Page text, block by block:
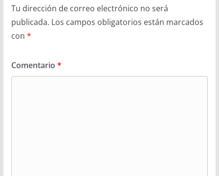
Tu dirección de correo electrónico no será
publicada. Los campos obligatorios están marcados
con *
Comentario *